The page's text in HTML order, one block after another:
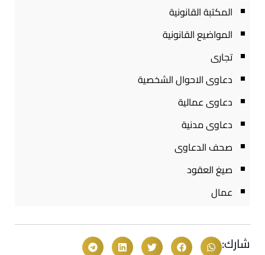
المكتبة القانونية
المواضيع القانونية
تجارى
دعاوى الاحوال الشخصية
دعاوى عمالية
دعاوى مدنية
صحف الدعاوى
صيغ العقود
عمال
شارك: